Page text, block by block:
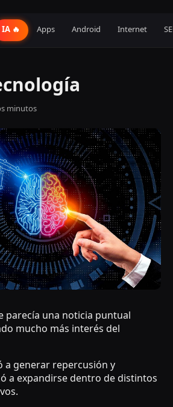
IA 🔥 Apps Android Internet
minutos
parecía una noticia puntual
mucho más interés del
a generar repercusión y
a expandirse dentro de distintos